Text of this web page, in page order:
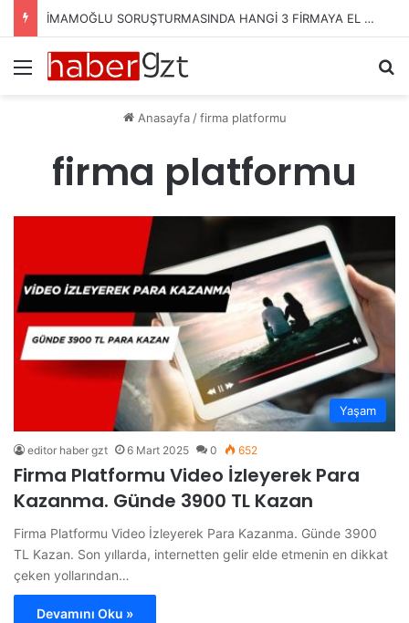
İMAMOĞLU SORUŞTURMASINDA HANGİ 3 FİRMAYA EL KONULDU?
Menü
Anasayfa / firma platformu
firma platformu
Yaşam
editor haber gzt 6 Mart 2025 0 652
Firma Platformu Video İzleyerek Para
Kazanma. Günde 3900 TL Kazan
Firma Platformu Video İzleyerek Para Kazanma. Günde 3900
TL Kazan. Son yıllarda, internetten gelir elde etmenin en dikkat
çeken yollarından…
Devamını Oku »